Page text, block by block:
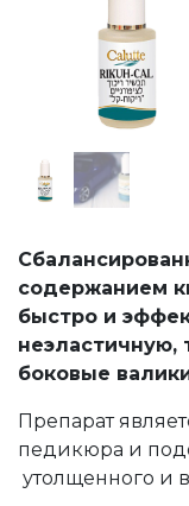
содержанием
быстро и
неэластичную,
боковые
Препарат
педикюра и
утолщенного и